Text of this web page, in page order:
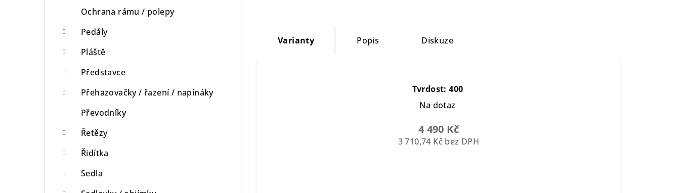
Ochrana rámu / polepy
Pedály
Pláště
Představce
Přehazovačky / řazení / napínáky
Převodníky
Řetězy
Řidítka
Sedla
Varianty Popis Diskuze
Tvrdost: 400
Na dotaz
4 490 Kč
3 710,74 Kč bez DPH